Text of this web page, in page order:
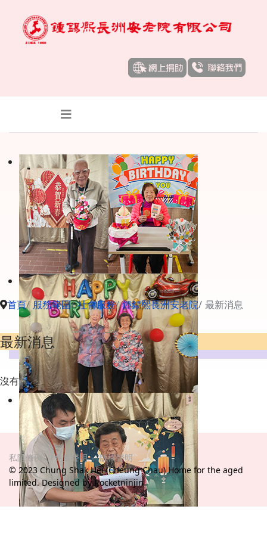
首頁 服務範圍 社會服務 鍾錫熙長洲安老院 最新消息
最新消息
沒有
私隱條例 免責聲明
版權聲明
© 2023 Chung Shak Hei (Cheung Chau) Home for the aged
limited. Designed by Rocketninjin